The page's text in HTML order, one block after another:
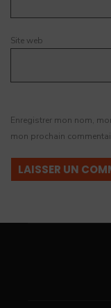
Site web
Enregistrer mon nom,
mon prochain